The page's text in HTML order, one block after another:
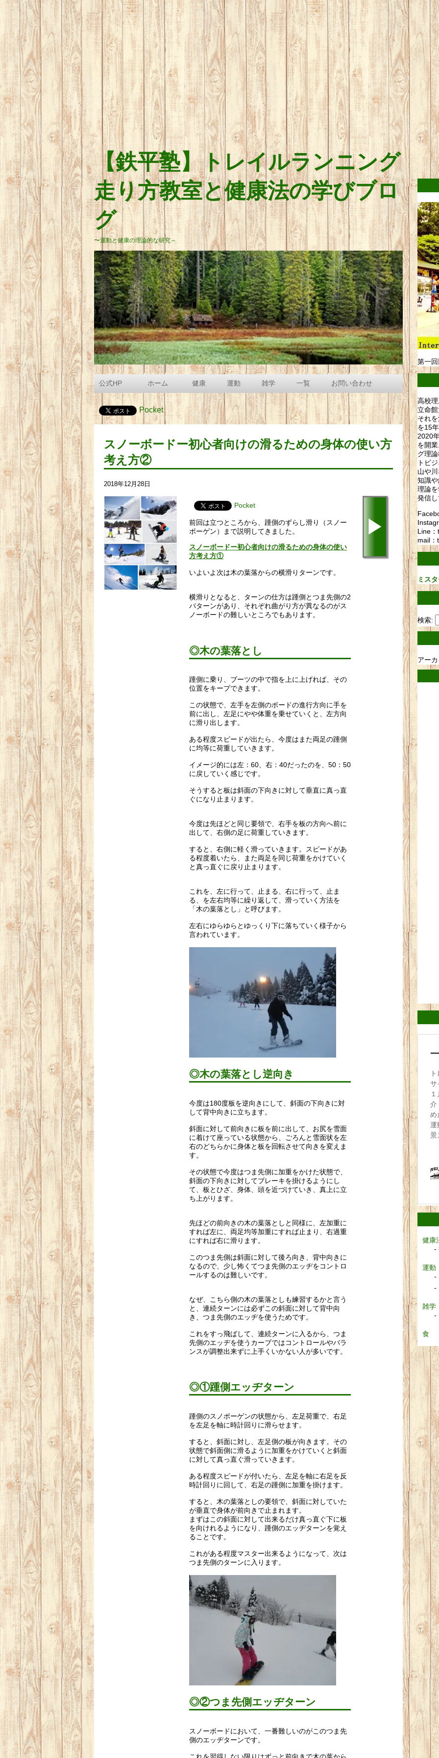
【鉄平塾】トレイルランニング
走り方教室と健康法の学びブロ
グ
〜運動と健康の理論的な研究～
公式HP ホーム 健康 運動 雑学 一覧 お問い合わせ
Pocket
スノーボードー初心者向けの滑るための身体の使い方
考え方②
2018年12月28日
Pocket
前回は立つところから、踵側のずらし滑り（スノー
ボーゲン）
まで説明してきました。
スノーボードー初心者向けの滑るための身体の使い
方考え方①
いよいよ次は木の葉落からの横滑りターンです。
横滑りとなると、
ターンの仕方は踵側とつま先側の2
パターンがあり、 それぞれ曲がり方が異なるのがス
ノーボードの難しいところでもあ ります。
◎木の葉落とし
踵側に乗り、ブーツの中で指を上に上げれば、 その
位置をキープできます。
この状態で、左手を左側のボードの進行方向に手を
前に出し、 左足にやや体重を乗せていくと、左方向
に滑り出します。
ある程度スピードが出たら、 今度はまた両足の踵側
に均等に荷重していきます。
イメージ的には左：60、右：40だったのを、50： 50
に戻していく感じです。
そうすると板は斜面の下向きに対して垂直に真っ直
ぐになり止まり ます。
今度は先ほどと同じ要領で、右手を板の方向へ前に
出して、 右側の足に荷重していきます。
すると、右側に軽く滑っていきます。
スピードがあ
る程度着いたら、
また両足を同じ荷重をかけていく
と真っ直ぐに戻り止まります。
これを、左に行って、止まる、右に行って、止ま
る、 を左右均等に繰り返して、 滑っていく方法を
「木の葉落とし」と呼びます。
左右にゆらゆらとゆっくり下に落ちていく様子から
言われています。
◎木の葉落とし逆向き
今度は180度板を逆向きにして、 斜面の下向きに対
して背中向きに立ちます。
斜面に対して前向きに板を前に出して、 お尻を雪面
に着けて座っている状態から、
ごろんと雪面状を左
右のどちらかに身体と板を回転させて向きを変えま
す。
その状態で今度はつま先側に加重をかけた状態で、
斜面の下向きに対してブレーキを掛けるようにし
て、板とひざ、 身体、頭を近づけていき、真上に立
ち上がります。
先ほどの前向きの木の葉落としと同様に、左加重に
すれば左に、 両足均等加重にすれば止まり、右過重
にすれば右に滑ります。
このつま先側は斜面に対して後ろ向き、背中向きに
なるので、 少し怖くてつま先側のエッヂをコントロ
ールするのは難しいです。
なぜ、こちら側の木の葉落としも練習するかと言う
と、 連続ターンには必ずこの斜面に対して背中向
き、 つま先側のエッヂを使うためです。
これをすっ飛ばして、連続ターンに入るから、 つま
先側のエッヂを使うカーブではコントロールやバラ
ンスが調整出来ずに上手くいかない人が多いです。
◎①踵側エッヂターン
踵側のスノボーゲンの状態から、左足荷重で、 右足
を左足を軸に時計回りに滑らせます。
すると、斜面に対し、左足側の板が向きます。 その
状態で斜面側に滑るように加重をかけていくと斜面
に対して真っ直ぐ滑っていきます。
ある程度スピードが付いたら、 左足を軸に右足を反
時計回りに回して、 右足の踵側に加重を掛けます。
すると、木の葉落としの要領で、 斜面に対していた
が垂直で身体が前向きで止まれます。
まずはこの斜面に対して出来るだけ真っ直ぐ下に板
を向けれるよう になり、踵側のエッヂターンを覚え
ることです。
これがある程度マスター出来るようになって、 次は
つま先側のターンに入ります。
◎②つま先側エッヂターン
スノーボードにおいて、 一番難しいのがこのつま先
側のエッヂターンです。
これを習得しない限りはずっと前向きで木の葉から
▶
第一
高校
立命
それ
を15
2020
を開
グ理
トビ
山や
知識
理論
発信
Line
mail
ミス
検索:
アー
健康
運動
雑学
食